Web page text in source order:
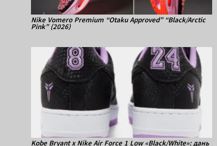
Nike Vomero Premium “Otaku Approved” “Black/Arctic
Pink” (2026)
Kobe Bryant x Nike Air Force 1 Low «Black/White»: дань